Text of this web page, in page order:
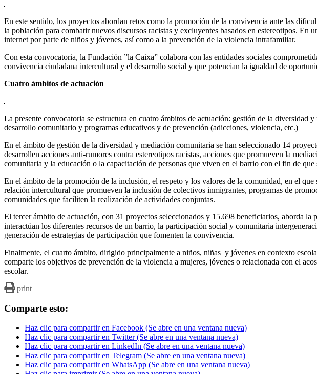
En este sentido, los proyectos abordan retos como la promoción de la convivencia ante las
la población para combatir nuevos discursos racistas y excluyentes basados en estereotipos.
internet por parte de niños y jóvenes, así como a la prevención de la violencia intrafamiliar.
Con esta convocatoria, la Fundación ”la Caixa” colabora con las entidades sociales
convivencia ciudadana intercultural y el desarrollo social y que potencian la igualdad de
Cuatro ámbitos de actuación
La presente convocatoria se estructura en cuatro ámbitos de actuación: gestión de la
desarrollo comunitario y programas educativos y de prevención (adicciones, violencia, etc.)
En el ámbito de gestión de la diversidad y mediación comunitaria se han seleccionado 14
desarrollen acciones anti-rumores contra estereotipos racistas, acciones que promueven la
comunitaria y la educación o la capacitación de personas que viven en el barrio con el fin de
En el ámbito de la promoción de la inclusión, el respeto y los valores de la comunidad, en el
relación intercultural que promueven la inclusión de colectivos inmigrantes, programas de
comunidades que faciliten la realización de actividades conjuntas.
El tercer ámbito de actuación, con 31 proyectos seleccionados y 15.698 beneficiarios, aborda
interactúan los diferentes recursos de un barrio, la participación social y comunitaria
generación de estrategias de participación que fomenten la convivencia.
Finalmente, el cuarto ámbito, dirigido principalmente a niños, niñas y jóvenes en contexto
comparte los objetivos de prevención de la violencia a mujeres, jóvenes o relacionada con el
escolar.
print
Comparte esto:
Haz clic para compartir en Facebook (Se abre en una ventana nueva)
Haz clic para compartir en Twitter (Se abre en una ventana nueva)
Haz clic para compartir en LinkedIn (Se abre en una ventana nueva)
Haz clic para compartir en Telegram (Se abre en una ventana nueva)
Haz clic para compartir en WhatsApp (Se abre en una ventana nueva)